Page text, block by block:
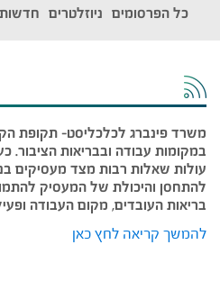
כל הפרסומים ניוזלטרים חדשות
משרד פינברג לכלכליסט- תקופת
במקומות עבודה ובבריאות הציבור.
עולות שאלות רבות מצד מעסיקים
להתחסן והיכולת של המעסיק
בריאות העובדים, מקום העבודה
להמשך קריאה לחץ כאן